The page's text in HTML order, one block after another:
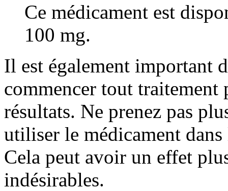
Ce médicament est
100 mg.
Il est également important
commencer tout
résultats. Ne prenez pas
utiliser le médicament
Cela peut avoir un effet
indésirables.